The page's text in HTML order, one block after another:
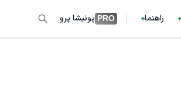
راهنما PRO پونیشا پرو